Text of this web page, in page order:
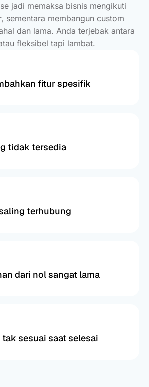
jadi memaksa bisnis mengikuti
sementara membangun custom
dan lama. Anda terjebak antara
fleksibel tapi lambat.
fitur spesifik
tidak tersedia
terhubung
dari nol sangat lama
sesuai saat selesai